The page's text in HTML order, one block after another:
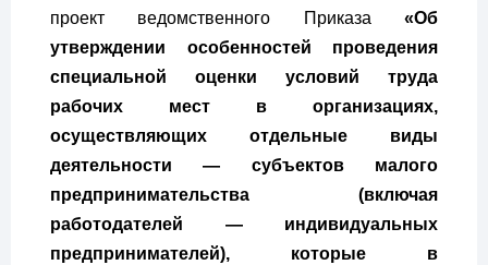
проект ведомственного Приказа «Об
утверждении особенностей проведения
специальной оценки условий труда
рабочих мест в организациях,
осуществляющих отдельные виды
деятельности — субъектов малого
предпринимательства (включая
работодателей — индивидуальных
предпринимателей), которые в